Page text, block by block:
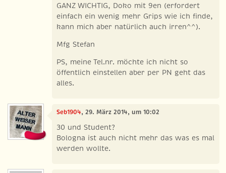
GANZ WICHTIG, Doko mit 9en (erfordert
einfach ein wenig mehr Grips wie ich finde,
kann mich aber natürlich auch irren^^).
Mfg Stefan
PS, meine Tel.nr. möchte ich nicht so
öffentlich einstellen aber per PN geht das
alles.
Seb1904, 29. März 2014, um 10:02
30 und Student?
Bologna ist auch nicht mehr das was es mal
werden wollte.